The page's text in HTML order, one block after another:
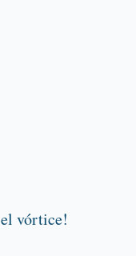
vórtice!